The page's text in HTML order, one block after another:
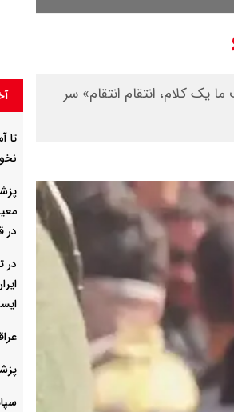
یک کلام، انتقام انتقام» سر
تا
در
در